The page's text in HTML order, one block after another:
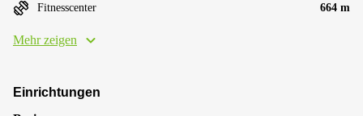
Fitnesscenter 664 m
Mehr zeigen
Einrichtungen